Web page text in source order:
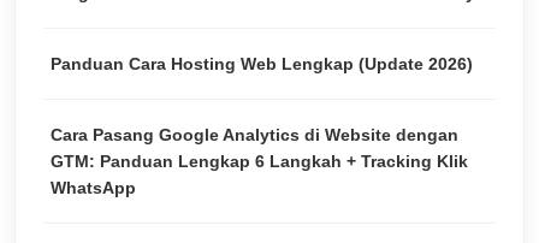
Panduan Cara Hosting Web Lengkap (Update 2026)
Cara Pasang Google Analytics di Website dengan
GTM: Panduan Lengkap 6 Langkah + Tracking Klik
WhatsApp